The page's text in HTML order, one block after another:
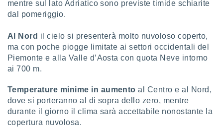
mentre sul lato Adriatico sono previste timide schiarite
dal pomeriggio.
Al Nord il cielo si presenterà molto nuvoloso coperto,
ma con poche piogge limitate ai settori occidentali del
Piemonte e alla Valle d’Aosta con quota Neve intorno
ai 700 m.
Temperature minime in aumento al Centro e al Nord,
dove si porteranno al di sopra dello zero, mentre
durante il giorno il clima sarà accettabile nonostante la
copertura nuvolosa.